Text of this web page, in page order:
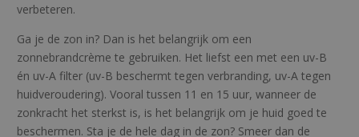
verbeteren.
Ga je de zon in? Dan is het belangrijk om een
zonnebrandcrème te gebruiken. Het liefst een met een uv-B
én uv-A filter (uv-B beschermt tegen verbranding, uv-A tegen
huidveroudering). Vooral tussen 11 en 15 uur, wanneer de
zonkracht het sterkst is, is het belangrijk om je huid goed te
beschermen. Sta je de hele dag in de zon? Smeer dan de